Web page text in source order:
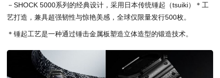
－SHOCK 5000系列的经典设计，采用日本传统锤起（tsuiki）＊工
艺打造，兼具超强韧性与惊艳美感，全球仅限量发行500枚。
＊锤起工艺是一种通过锤击金属板塑造立体造型的锻造技术。